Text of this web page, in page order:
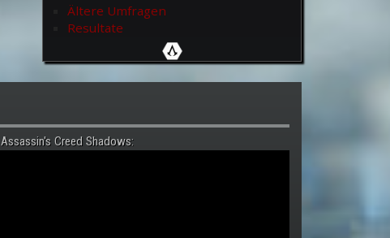
Ältere Umfragen
Resultate
Assassin's Creed Shadows: